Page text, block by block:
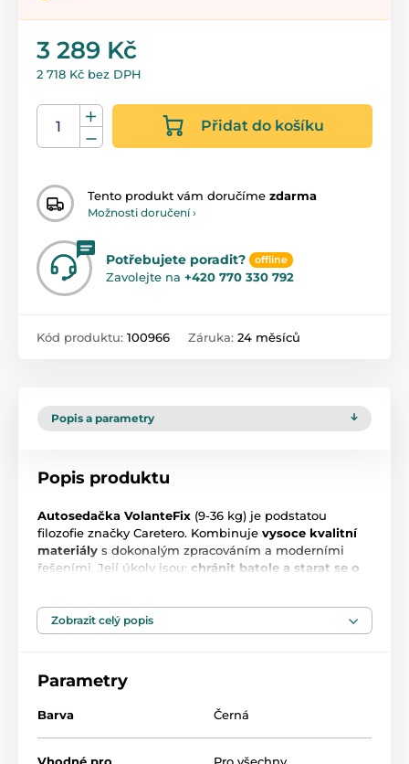
3 289 Kč
2 718 Kč bez DPH
Přidat do košíku
Tento produkt vám doručíme zdarma
Možnosti doručení ›
Potřebujete poradit? offline
Zavolejte na +420 770 330 792
Kód produktu: 100966 Záruka: 24 měsíců
Popis a parametry
Popis produktu
Autosedačka VolanteFix (9-36 kg) je podstatou
filozofie značky Caretero. Kombinuje vysoce kvalitní
materiály s dokonalým zpracováním a moderními
řešeními. Její úkoly jsou: chránit batole a starat se o
systémuISOFIX + TopTether
. Tato univerzální sedačka
vkusného vzhledu bude Vašemu dítěti sloužit mnoho
- určeno pro děti o hmotnosti
- instalace po směru jízdy pomocí upevňovacích prvků
ISOFIX a TopTetherpro hmotnostní skupinu 9-18 kg
Zobrazit celý popis
Parametry
Barva Černá